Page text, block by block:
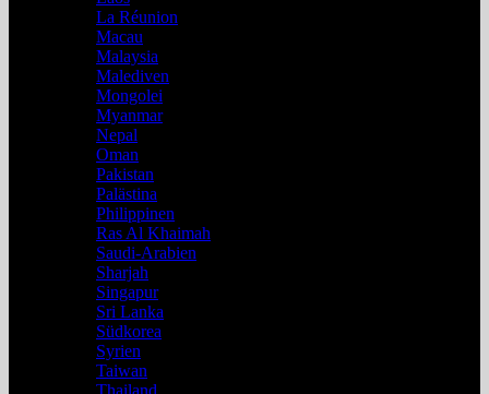
La Réunion
Macau
Malaysia
Malediven
Mongolei
Myanmar
Nepal
Oman
Pakistan
Palästina
Philippinen
Ras Al Khaimah
Saudi-Arabien
Sharjah
Singapur
Sri Lanka
Südkorea
Syrien
Taiwan
Thailand